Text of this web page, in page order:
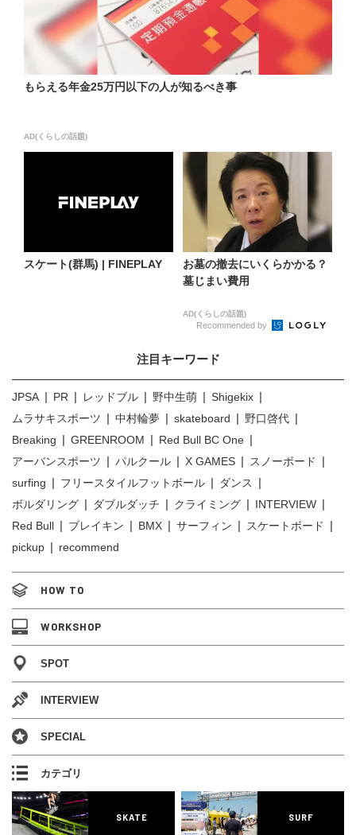
もらえる年金25万円以下の人が知るべき事
AD(くらしの話題)
スケート(群馬) | FINEPLAY
お墓の撤去にいくらかかる？
墓じまい費用
AD(くらしの話題)
Recommended by
注目キーワード
JPSA PR レッドブル 野中生萌
Shigekix
ムラサキスポーツ
中村輪夢 skateboard
野口啓代
Breaking
GREENROOM
Red Bull BC One
アーバンスポーツ
パルクール X GAMES
スノーボード
surfing
フリースタイルフットボール
ダンス
ボルダリング
ダブルダッチ クライミング
INTERVIEW
Red Bull
ブレイキン BMX サーフィン
スケートボード
pickup
recommend
HOW TO
WORKSHOP
SPOT
INTERVIEW
SPECIAL
カテゴリ
SKATE SURF